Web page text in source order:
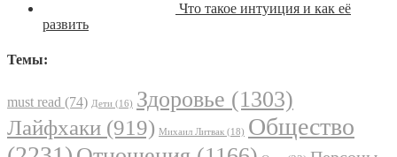
Что такое интуиция и как её
развить
Темы:
must read (74) Дети (16) Здоровье (1303)
Лайфхаки (919) Михаил Литвак (18) Общество